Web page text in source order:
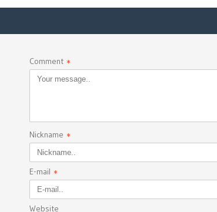
Comment *
Nickname *
E-mail *
Website